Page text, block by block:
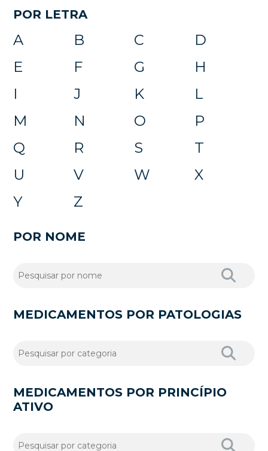
POR LETRA
A B C
D
E
F G
H
I
J K
L
M
N O
P
Q
R S
T
U
V W
X
Y
Z
POR NOME
MEDICAMENTOS POR PATOLOGIAS
MEDICAMENTOS POR PRINCÍPIO
ATIVO